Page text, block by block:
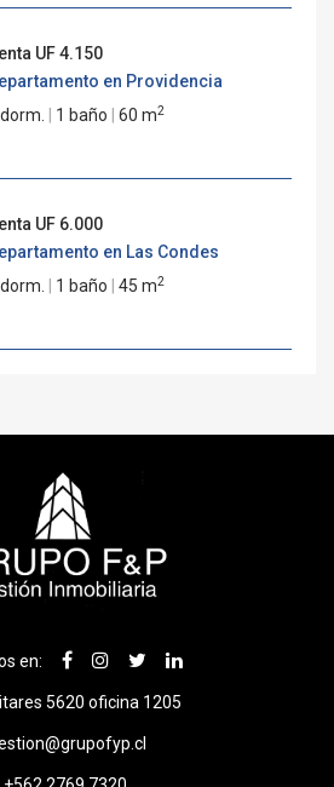
UF 4.150
en Providencia
1 baño 60 m2
UF 6.000
en Las Condes
1 baño 45 m2
en:
5620 oficina 1205